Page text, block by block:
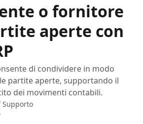
o fornitore
aperte con
di condividere in modo
partite aperte, supportando il
dei movimenti contabili.
Supporto